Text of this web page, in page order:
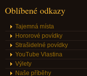
Oblíbené odkazy
Tajemná místa
Hororové povídky
Strašidelné povídky
YouTube Vlastina
Výlety
Naše příběhy